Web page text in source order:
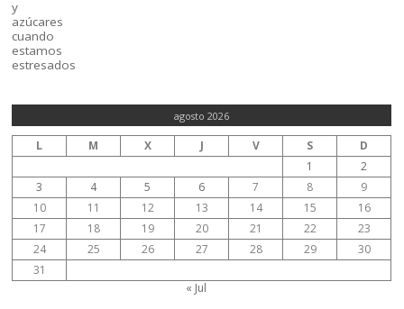
agosto 2026
L M X J V S
D
1
2
3
4 5 6 7 8
9
10
11 12 13 14 15
16
17
18 19 20 21 22
23
24
25 26 27 28 29
30
31
« Jul